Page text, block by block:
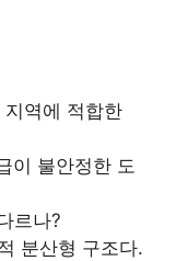
역에 적합한
이 불안정한 도
르나?
분산형 구조다.